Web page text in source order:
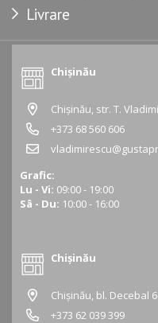
Livrare
Chișinău
Chișinău, str. T.
+373 68 560 606
Grafic:
Lu - Vi: 09:00 - 19:00
Sâ - Du: 10:00 - 16:00
Chișinău
Chișinău, bl. Decebal
+373 62 039 399